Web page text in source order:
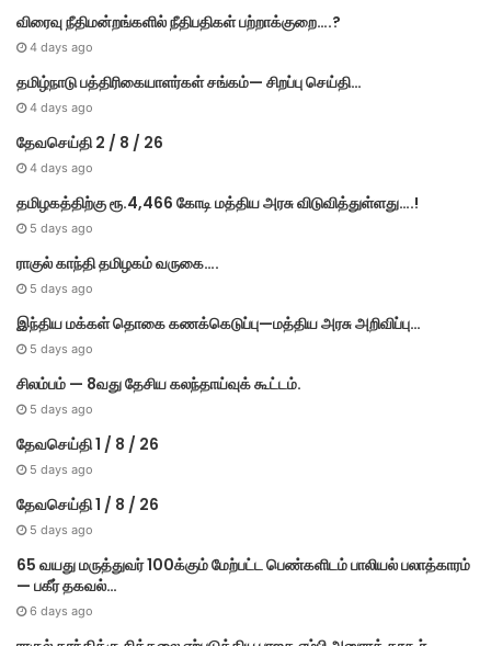
விரைவு நீதிமன்றங்களில் நீதிபதிகள் பற்றாக்குறை….?
4 days ago
தமிழ்நாடு பத்திரிகையாளர்கள் சங்கம்— சிறப்பு செய்தி…
4 days ago
தேவசெய்தி 2 / 8 / 26
4 days ago
தமிழகத்திற்கு ரூ.4,466 கோடி மத்திய அரசு விடுவித்துள்ளது….!
5 days ago
ராகுல் காந்தி தமிழகம் வருகை….
5 days ago
இந்திய மக்கள் தொகை கணக்கெடுப்பு—மத்திய அரசு அறிவிப்பு…
5 days ago
சிலம்பம் — 8வது தேசிய கலந்தாய்வுக் கூட்டம்.
5 days ago
தேவசெய்தி 1 / 8 / 26
5 days ago
தேவசெய்தி 1 / 8 / 26
5 days ago
65 வயது மருத்துவர் 100க்கும் மேற்பட்ட பெண்களிடம் பாலியல் பலாத்காரம்
— பகீர் தகவல்…
6 days ago